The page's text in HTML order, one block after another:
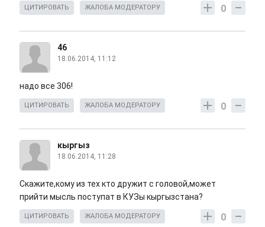
0
ЦИТИРОВАТЬ ЖАЛОБА МОДЕРАТОРУ
46
18.06.2014, 11:12
надо все 306!
0
ЦИТИРОВАТЬ ЖАЛОБА МОДЕРАТОРУ
кыргыз
18.06.2014, 11:28
Скажите,кому из тех кто дружит с головой,может
прийти мысль поступат в КУЗы кыргызстана?
0
ЦИТИРОВАТЬ ЖАЛОБА МОДЕРАТОРУ